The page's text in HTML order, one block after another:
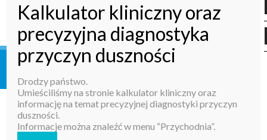
NAWIGACJA
Małgorzata Mykowska
Rezydent Położnictwa i Ginekologii
Kalkulator kliniczny oraz
precyzyjna diagnostyka
przyczyn duszności
Drodzy państwo.
Umieściliśmy na stronie kalkulator kliniczny oraz
informację na temat precyzyjnej diagnostyki przyczyn
duszności.
Informacje można znaleźć w menu “Przychodnia”.